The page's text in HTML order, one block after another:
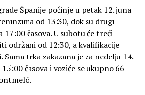
Španije počinje u petak 12. juna
od 13:30, dok su drugi
časova. U subotu će treći
održani od 12:30, a kvalifikacije
Sama trka zakazana je za nedelju 14.
časova i voziće se ukupno 66